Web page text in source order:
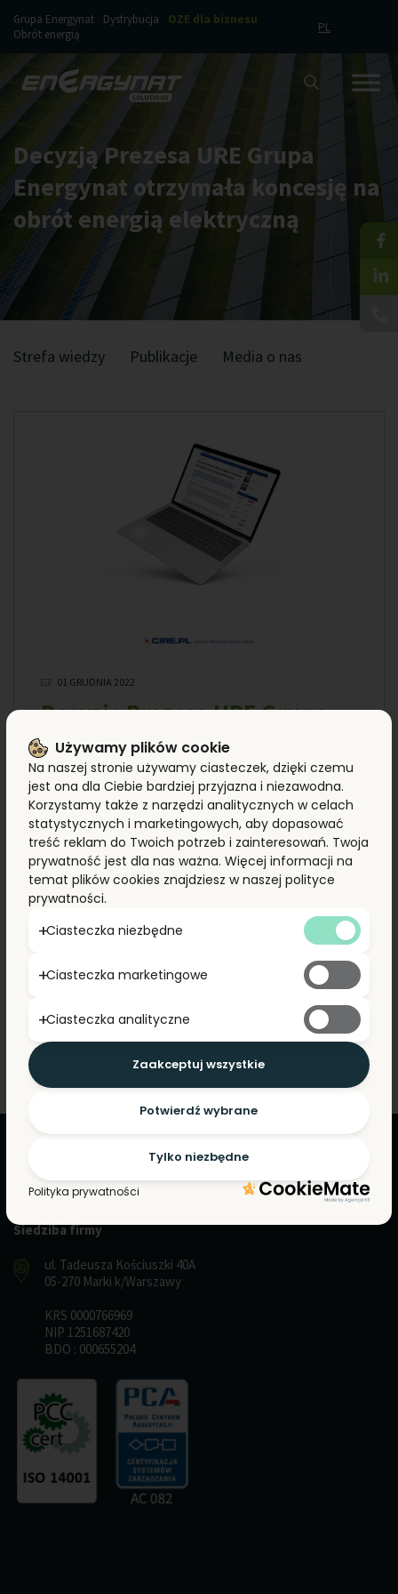
Grupa Energynat Dystrybucja
OZE dla biznesu
Obrót energią
PL
Decyzją Prezesa URE Grupa
Energynat otrzymała koncesję na
obrót energią elektryczną
Strefa wiedzy Publikacje Media o nas
01 GRUDNIA 2022
Decyzją Prezesa URE Grupa
Energynat otrzymała
koncesję na obrót energią
elektryczną
Źródło: CIRE.pl
Decyzją Prezesa URE Grupa Energynat otrzymała
koncesję na obrót energią elektryczną.
Kompleksowy zakres usług oferowany w ramach
grupy naszych spółek jest zdecydowanym
wyróżnikiem oferty Energynat, która posiada teraz
wszystkie „elementy OZE-energetycznej układanki.
CZYTAJ WIĘCEJ
Siedziba firmy
ul. Tadeusza Kościuszki 40A
05-270 Marki k/Warszawy
KRS 0000766969
NIP 1251687420
BDO : 000655204
Używamy plików cookie
Na naszej stronie używamy ciasteczek, dzięki czemu
jest ona dla Ciebie bardziej przyjazna i niezawodna.
Korzystamy także z narzędzi analitycznych w celach
statystycznych i marketingowych, aby dopasować
treść reklam do Twoich potrzeb i zainteresowań. Twoja
prywatność jest dla nas ważna. Więcej informacji na
temat plików cookies znajdziesz w naszej polityce
prywatności.
Ciasteczka niezbędne
Ciasteczka marketingowe
Ciasteczka analityczne
Tylko niezbędne
Potwierdź wybrane
Zaakceptuj wszystkie
Polityka prywatności